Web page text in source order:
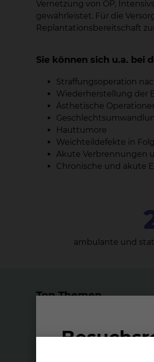
Vernetzung von OP,
gewährleistet. Für die
Replantationsbereitschaft
Sie können sich u.a. bei
Straffungsoperation
Wiederherstellung der
Ästhetische
Hauttumore
Weichteildefekte in
Akute Verbrennungen
Chronische und akute
ambulante und
Top Themen